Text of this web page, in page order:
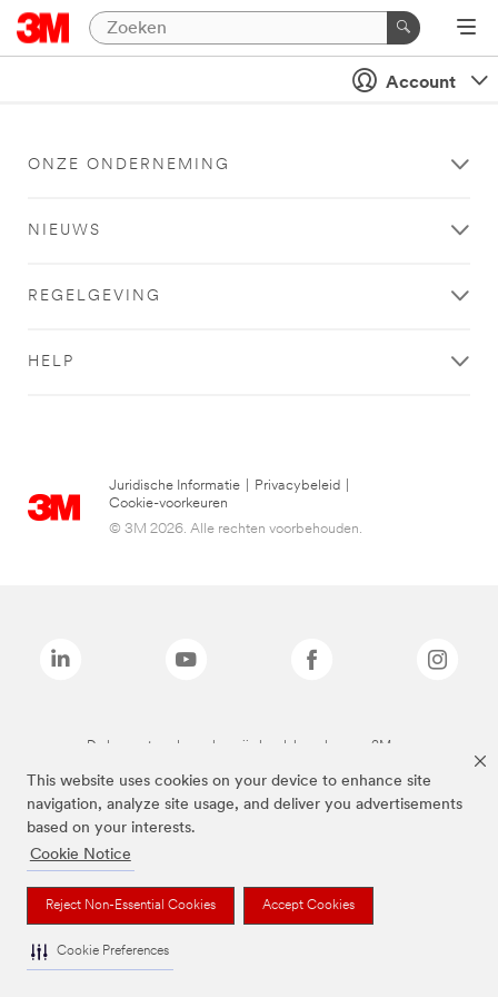
This website uses cookies on your device to enhance site
navigation, analyze site usage, and deliver you advertisements
based on your interests.
Cookie Notice
Reject Non-Essential Cookies Accept Cookies
Cookie Preferences
Account
ONZE ONDERNEMING
NIEUWS
REGELGEVING
HELP
Juridische Informatie Privacybeleid
Cookie-voorkeuren
© 3M 2026. Alle rechten voorbehouden.
De bovenstaande merken zijn handelsmerken van 3M.we